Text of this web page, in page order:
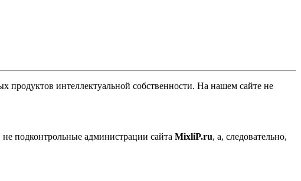
интеллектуальной собственности. На нашем сайте не
подконтрольные администрации сайта MixliP.ru, а, следовательно,